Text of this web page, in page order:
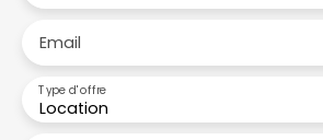
Email
Location
Type d'offre